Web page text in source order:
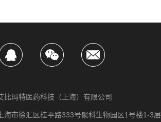
比玛特医药科技（上海）有限公司
上海市徐汇区桂平路333号聚科生物园区1号楼1-3层